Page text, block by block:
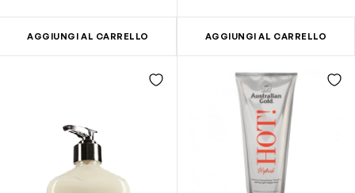
AGGIUNGI AL CARRELLO AGGIUNGI AL CARRELLO